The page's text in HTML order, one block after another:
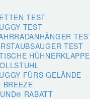
TEST
TEST
TEST
FÜRS GELÄNDE
BREEZE
RABATT